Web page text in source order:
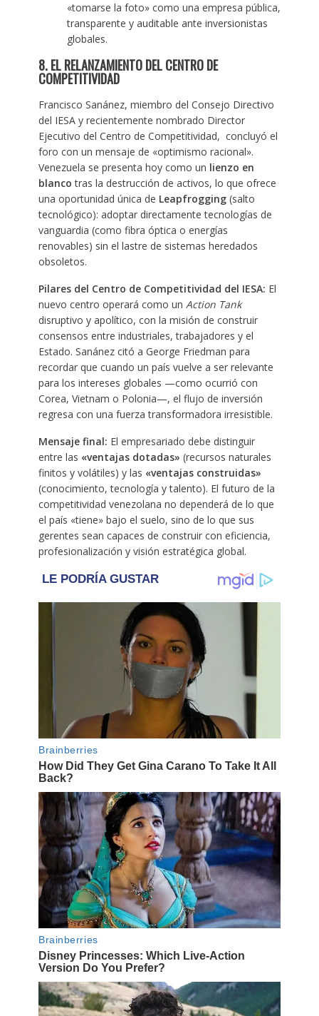
«tomarse la foto» como una empresa pública,
transparente y auditable ante inversionistas
globales.
8. EL RELANZAMIENTO DEL CENTRO DE
COMPETITIVIDAD
Francisco Sanánez, miembro del Consejo Directivo
del IESA y recientemente nombrado Director
Ejecutivo del Centro de Competitividad, concluyó el
foro con un mensaje de «optimismo racional».
Venezuela se presenta hoy como un lienzo en
blanco tras la destrucción de activos, lo que ofrece
una oportunidad única de Leapfrogging(salto
tecnológico): adoptar directamente tecnologías de
vanguardia (como fibra óptica o energías
renovables) sin el lastre de sistemas heredados
obsoletos.
Pilares del Centro de Competitividad del IESA: El
nuevo centro operará como un Action Tank
disruptivo y apolítico, con la misión de construir
consensos entre industriales, trabajadores y el
Estado. Sanánez citó a George Friedman para
recordar que cuando un país vuelve a ser relevante
para los intereses globales —como ocurrió con
Corea, Vietnam o Polonia—, el flujo de inversión
regresa con una fuerza transformadora irresistible.
Mensaje final: El empresariado debe distinguir
entre las «ventajas dotadas» (recursos naturales
finitos y volátiles) y las «ventajas construidas»
(conocimiento, tecnología y talento). El futuro de la
competitividad venezolana no dependerá de lo que
el país «tiene» bajo el suelo, sino de lo que sus
gerentes sean capaces de construir con eficiencia,
profesionalización y visión estratégica global.